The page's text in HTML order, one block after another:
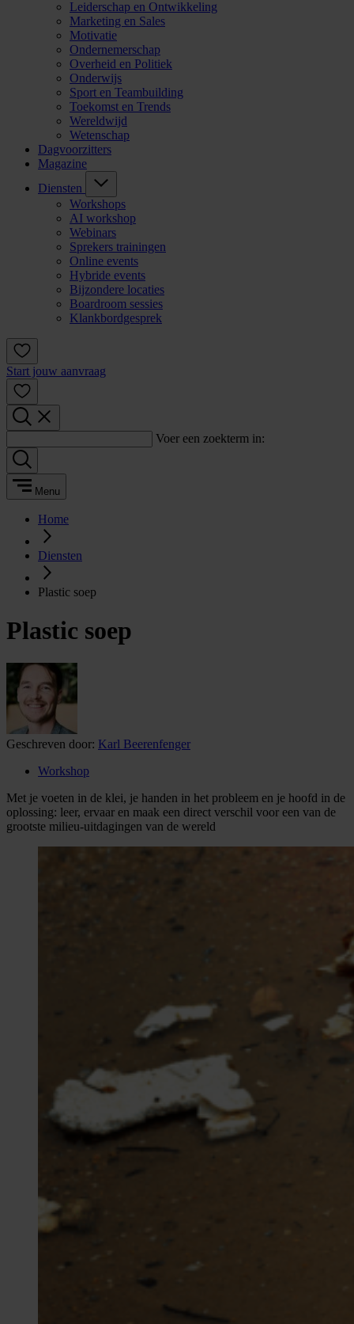
Leiderschap en Ontwikkeling
Marketing en Sales
Motivatie
Ondernemerschap
Overheid en Politiek
Onderwijs
Sport en Teambuilding
Toekomst en Trends
Wereldwijd
Wetenschap
Dagvoorzitters
Magazine
Diensten
Workshops
AI workshop
Webinars
Sprekers trainingen
Online events
Hybride events
Bijzondere locaties
Boardroom sessies
Klankbordgesprek
Start jouw aanvraag
Voer een zoekterm in:
Menu
Home
Diensten
Plastic soep
Plastic soep
Geschreven door: Karl Beerenfenger
Workshop
Met je voeten in de klei, je handen in het probleem en je hoofd in de
oplossing: leer, ervaar en maak een direct verschil voor een van de
grootste milieu-uitdagingen van de wereld